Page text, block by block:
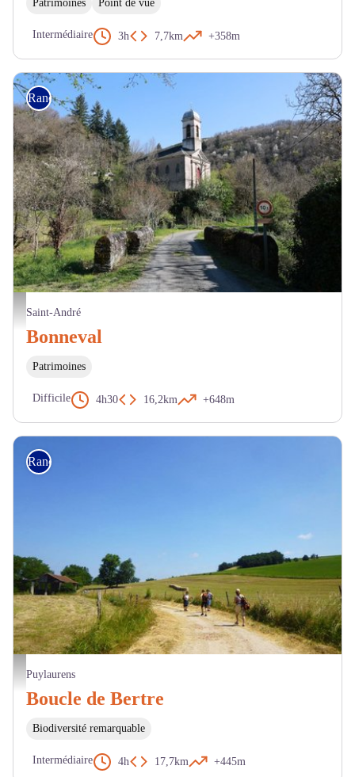
Patrimoines Point de vue
Intermédiaire 3h 7,7km +358m
Vue sur l'église de Bonneval - ©️Département du Tarn - Xavier Floutard-Vayleux
Randonnée
Saint-André
Bonneval
Patrimoines
Difficile 4h30 16,2km +648m
Randonneurs - CDRP
Randonnée
Puylaurens
Boucle de Bertre
Biodiversité remarquable
Intermédiaire 4h 17,7km +445m